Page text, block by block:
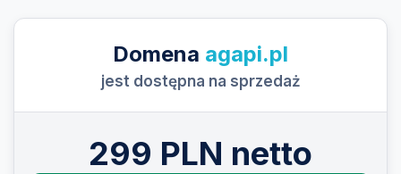
Domena agapi.pl
jest dostępna na sprzedaż
299 PLN netto